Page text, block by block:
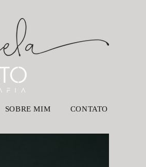
SOBRE MIM CONTATO